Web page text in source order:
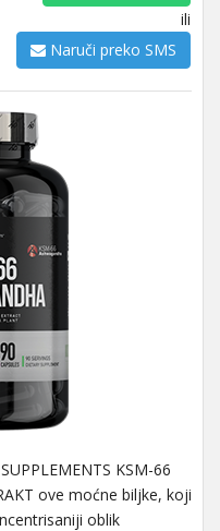
ili
Naruči preko SMS
KSM-66
ove moćne biljke, koji
oblik